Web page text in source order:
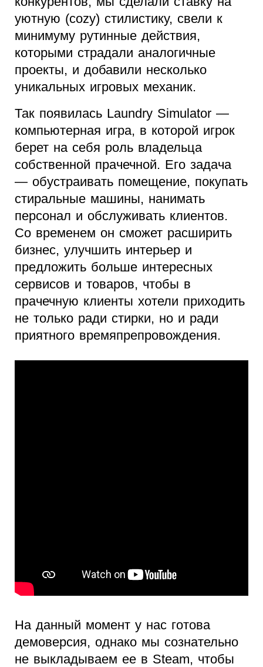
уютную (cozy) стилистику, свели к
минимуму рутинные действия,
которыми страдали аналогичные
проекты, и добавили несколько
уникальных игровых механик.
Так появилась Laundry Simulator —
компьютерная игра, в которой игрок
берет на себя роль владельца
собственной прачечной. Его задача
— обустраивать помещение, покупать
стиральные машины, нанимать
персонал и обслуживать клиентов.
Со временем он сможет расширить
бизнес, улучшить интерьер и
предложить больше интересных
сервисов и товаров, чтобы в
прачечную клиенты хотели приходить
не только ради стирки, но и ради
приятного времяпрепровождения.
На данный момент у нас готова
демоверсия, однако мы сознательно
не выкладываем ее в Steam, чтобы